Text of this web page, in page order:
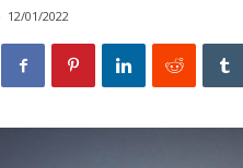
12/01/2022